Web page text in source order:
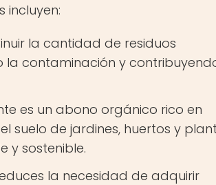
incluyen:
la cantidad de residuos
la contaminación y
es un abono orgánico rico en
suelo de jardines, huertos y
y sostenible.
la necesidad de adquirir